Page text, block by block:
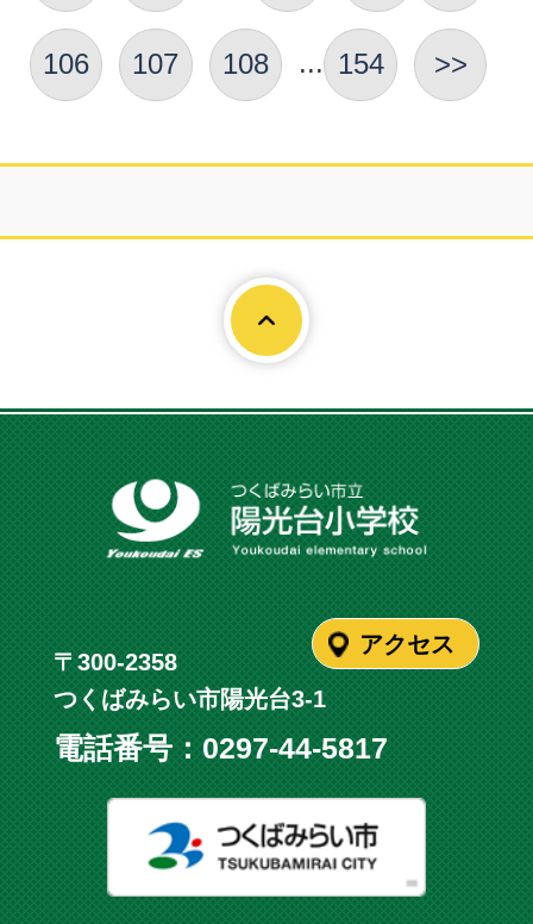
106 107 108 ... 154 >>
〒300-2358
つくばみらい市陽光台3-1
アクセス
電話番号：0297-44-5817
つくばみ